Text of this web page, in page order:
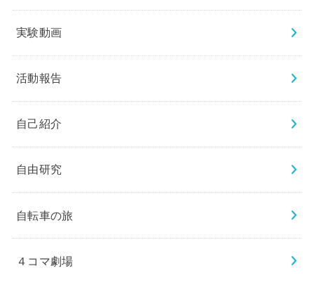
実験動画
活動報告
自己紹介
自由研究
自転車の旅
４コマ劇場